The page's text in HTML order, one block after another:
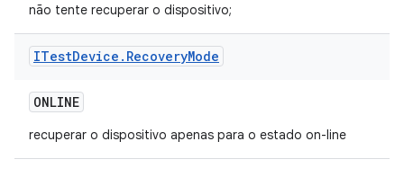
não tente recuperar o dispositivo;
ITestDevice . RecoveryMode
ONLINE
recuperar o dispositivo apenas para o estado on-line